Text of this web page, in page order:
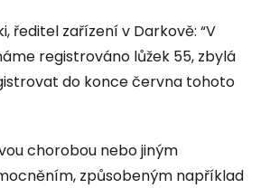
ředitel zařízení v Darkově: “V
registrováno lůžek 55, zbylá
do konce června tohoto
chorobou nebo jiným
způsobeným například